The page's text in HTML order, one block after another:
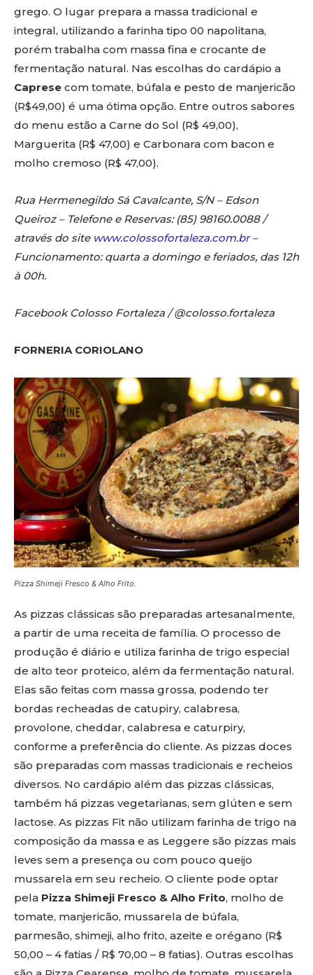
grego. O lugar prepara a massa tradicional e
integral, utilizando a farinha tipo 00 napolitana,
porém trabalha com massa fina e crocante de
fermentação natural. Nas escolhas do cardápio a
Caprese com tomate, búfala e pesto de manjericão
(R$49,00) é uma ótima opção. Entre outros sabores
do menu estão a Carne do Sol (R$ 49,00),
Marguerita (R$ 47,00) e Carbonara com bacon e
molho cremoso (R$ 47,00).
Rua Hermenegildo Sá Cavalcante, S/N – Edson
Queiroz – Telefone e Reservas: (85) 98160.0088 /
através do site www.colossofortaleza.com.br–
Funcionamento: quarta a domingo e feriados, das 12h
à 00h.
Facebook Colosso Fortaleza / @colosso.fortaleza
FORNERIA CORIOLANO
Pizza Shimeji Fresco & Alho Frito.
As pizzas clássicas são preparadas artesanalmente,
a partir de uma receita de família. O processo de
produção é diário e utiliza farinha de trigo especial
de alto teor proteico, além da fermentação natural.
Elas são feitas com massa grossa, podendo ter
bordas recheadas de catupiry, calabresa,
provolone, cheddar, calabresa e caturpiry,
conforme a preferência do cliente. As pizzas doces
são preparadas com massas tradicionais e recheios
diversos. No cardápio além das pizzas clássicas,
também há pizzas vegetarianas, sem glúten e sem
lactose. As pizzas Fit não utilizam farinha de trigo na
composição da massa e as Leggere são pizzas mais
leves sem a presença ou com pouco queijo
mussarela em seu recheio. O cliente pode optar
pela Pizza Shimeji Fresco & Alho Frito, molho de
tomate, manjericão, mussarela de búfala,
parmesão, shimeji, alho frito, azeite e orégano (R$
50,00 – 4 fatias / R$ 70,00 – 8 fatias). Outras escolhas